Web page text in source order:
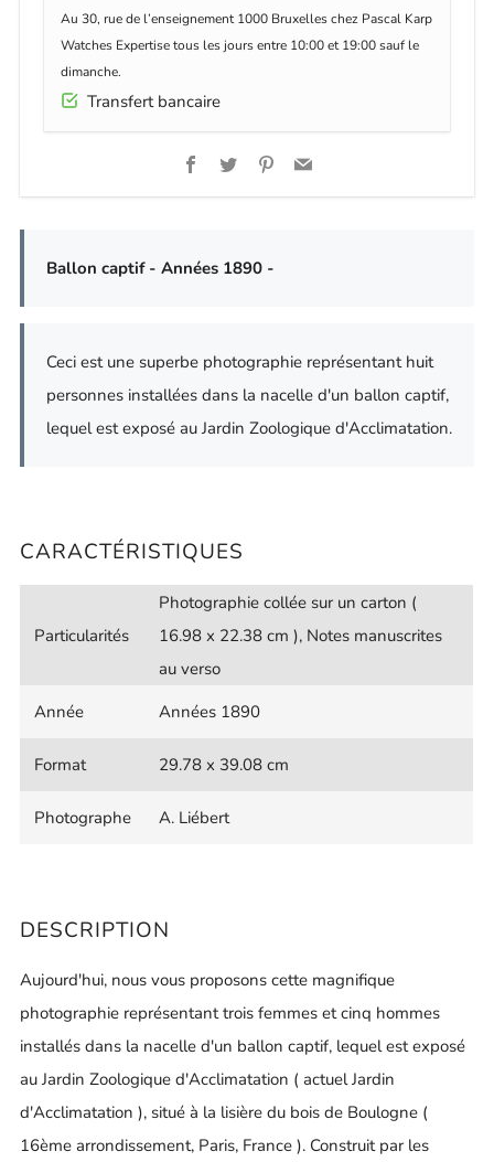
Au 30, rue de l’enseignement 1000 Bruxelles chez Pascal Karp
Watches Expertise tous les jours entre 10:00 et 19:00 sauf le
dimanche.
Transfert bancaire
Facebook
TwitterPinterest
Email
Ballon captif - Années 1890 -
Ceci est une superbe photographie représentant huit
personnes installées dans la nacelle d'un ballon captif,
lequel est exposé au Jardin Zoologique d'Acclimatation.
CARACTÉRISTIQUES
Particularités
Photographie collée sur un carton (
16.98 x 22.38 cm ), Notes manuscrites
au verso
Année
Années 1890
Format 29.78 x 39.08 cm
Photographe A. Liébert
DESCRIPTION
Aujourd'hui, nous vous proposons cette magnifique
photographie représentant trois femmes et cinq hommes
installés dans la nacelle d'un ballon captif, lequel est exposé
au Jardin Zoologique d'Acclimatation ( actuel Jardin
d'Acclimatation ), situé à la lisière du bois de Boulogne (
16ème arrondissement, Paris, France ). Construit par les